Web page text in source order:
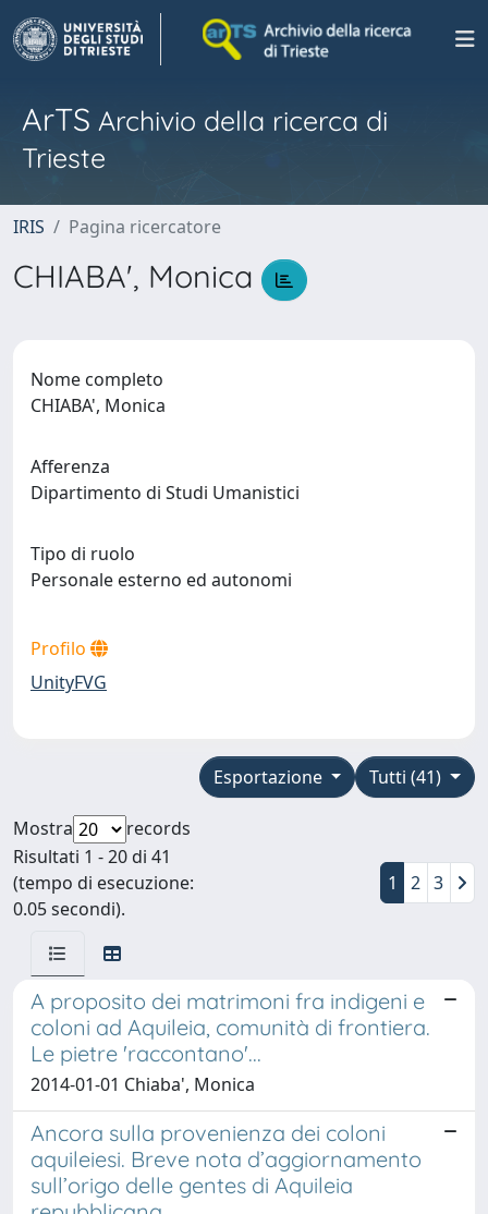
ArTS Archivio della ricerca di
Trieste
IRIS Pagina ricercatore
CHIABA', Monica
Nome completo
CHIABA', Monica
Afferenza
Dipartimento di Studi Umanistici
Tipo di ruolo
Personale esterno ed autonomi
Profilo
UnityFVG
Tutti (41)
Esportazione
Mostra
records
Risultati 1 - 20 di 41
(tempo di esecuzione:
0.05 secondi).
1 2 3
A proposito dei matrimoni fra indigeni e
coloni ad Aquileia, comunità di frontiera.
Le pietre 'raccontano'...
2014-01-01 Chiaba', Monica
Ancora sulla provenienza dei coloni
aquileiesi. Breve nota d’aggiornamento
sull’origo delle gentes di Aquileia